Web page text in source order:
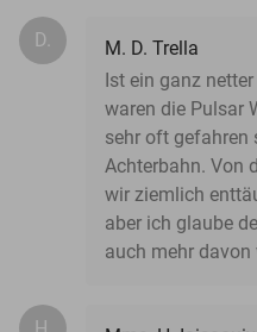
D.
M. D. Trella
Ist ein ganz
waren die Pulsar
sehr oft gefahren
Achterbahn. Von
wir ziemlich
aber ich glaube
auch mehr davon
H.